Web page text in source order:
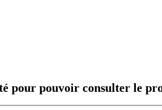
pour pouvoir consulter le